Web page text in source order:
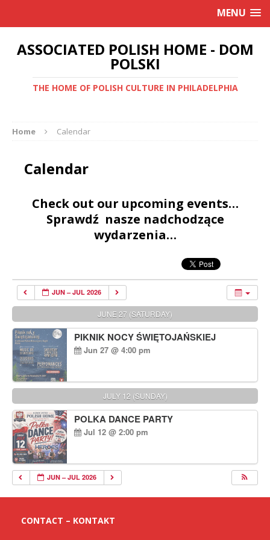
MENU
ASSOCIATED POLISH HOME - DOM
POLSKI
THE HOME OF POLISH CULTURE IN PHILADELPHIA
Home Calendar
Calendar
Check out our upcoming events…
Sprawdź nasze nadchodzące
wydarzenia…
JUN – JUL 2026
JUNE 27 (SATURDAY)
PIKNIK NOCY ŚWIĘTOJAŃSKIEJ
Jun 27 @ 4:00 pm
JULY 12 (SUNDAY)
POLKA DANCE PARTY
Jul 12 @ 2:00 pm
JUN – JUL 2026
CONTACT – KONTAKT